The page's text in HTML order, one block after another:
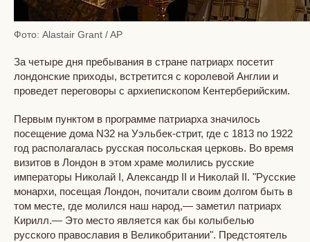
Фото: Alastair Grant / AP
За четыре дня пребывания в стране патриарх посетит
лондонские приходы, встретится с королевой Англии и
проведет переговоры с архиепископом Кентерберийским.
Первым пунктом в программе патриарха значилось
посещение дома N32 на Уэльбек-стрит, где с 1813 по 1922
год располагалась русская посольская церковь. Во время
визитов в Лондон в этом храме молились русские
императоры Николай I, Александр II и Николай II. "Русские
монархи, посещая Лондон, почитали своим долгом быть в
том месте, где молился наш народ,— заметил патриарх
Кирилл.— Это место является как бы колыбелью
русского православия в Великобритании". Предстоятель